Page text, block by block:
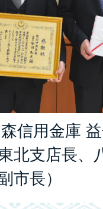
信用金庫
北支店長、
市長）